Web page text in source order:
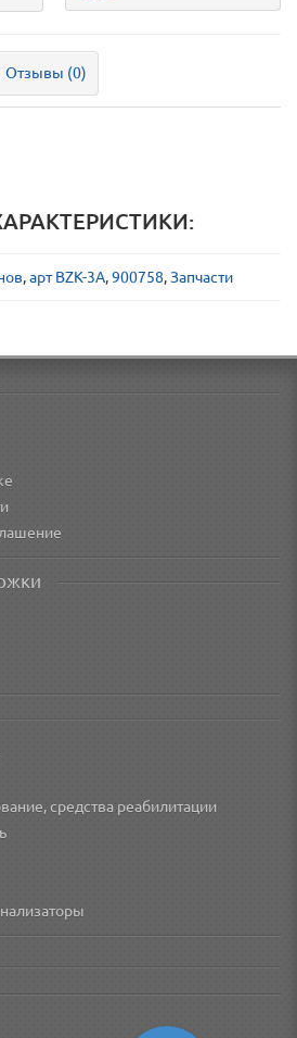
Отзывы (0)
,арт BZK-3A,900758,Запчасти
средства реабилитации